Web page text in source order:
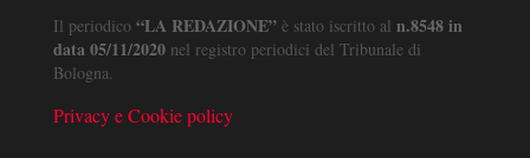
Il periodico “LA REDAZIONE” è stato iscritto al n.8548 in
data 05/11/2020 nel registro periodici del Tribunale di
Bologna.
Privacy e Cookie policy